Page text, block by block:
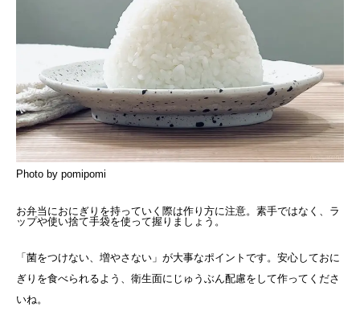
Photo by pomipomi
お弁当におにぎりを持っていく際は作り方に注意。素手ではなく、ラ
ップや使い捨て手袋を使って握りましょう。
「菌をつけない、増やさない」が大事なポイントです。安心しておに
ぎりを食べられるよう、衛生面にじゅうぶん配慮をして作ってくださ
いね。